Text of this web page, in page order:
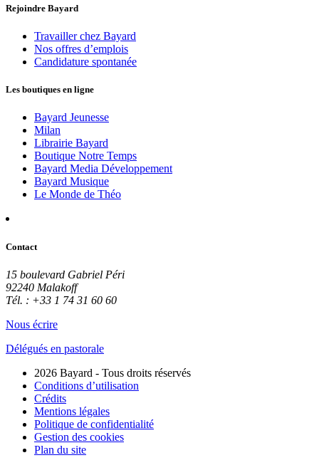
Rejoindre Bayard
Travailler chez Bayard
Nos offres d’emplois
Candidature spontanée
Les boutiques en ligne
Bayard Jeunesse
Milan
Librairie Bayard
Boutique Notre Temps
Bayard Media Développement
Bayard Musique
Le Monde de Théo
Contact
15 boulevard Gabriel Péri
92240 Malakoff
Tél. : +33 1 74 31 60 60
Nous écrire
Délégués en pastorale
2026 Bayard - Tous droits réservés
Conditions d’utilisation
Crédits
Mentions légales
Politique de confidentialité
Gestion des cookies
Plan du site